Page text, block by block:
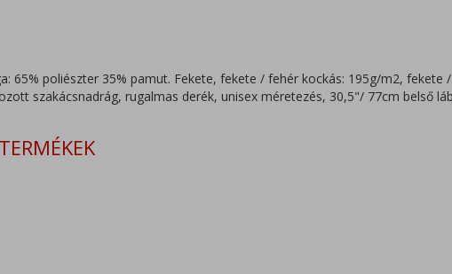
65% poliészter 35% pamut. Fekete, fekete / fehér kockás: 195g/m2, fekete
szakácsnadrág, rugalmas derék, unisex méretezés, 30,5"/ 77cm belső